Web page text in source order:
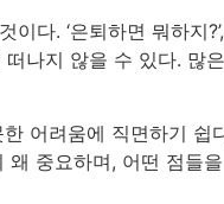
다. ‘은퇴하면 뭐하지?’,
떠나지 않을 수 있다. 많
어려움에 직면하기 쉽
왜 중요하며, 어떤 점들